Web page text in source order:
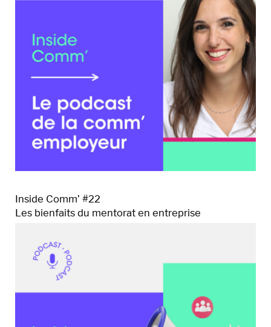
Inside Comm’ #22
Les bienfaits du mentorat en entreprise